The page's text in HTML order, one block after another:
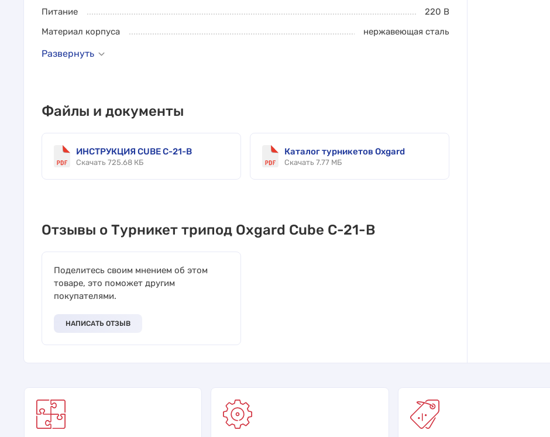
Питание
220 В
Материал корпуса
нержавеющая сталь
Развернуть
Файлы и документы
ИНСТРУКЦИЯ CUBE C-21-B
Скачать 725.68 КБ
Каталог турникетов Oxgard
Скачать 7.77 МБ
Отзывы о Турникет трипод Oxgard Cube C-21-B
Поделитесь своим мнением об этом
товаре, это поможет другим
покупателями.
НАПИСАТЬ ОТЗЫВ